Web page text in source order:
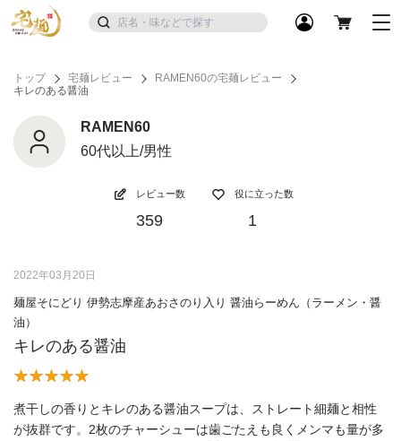
トップ 宅麺レビュー
RAMEN60の宅麺レビュー
キレのある醤油
RAMEN60
60代以上/男性
レビュー数
359
役に立った数
1
2022年03月20日
麺屋そにどり 伊勢志摩産あおさのり入り 醤油らーめん（ラーメン・醤
油）
キレのある醤油
煮干しの香りとキレのある醤油スープは、ストレート細麺と相性
が抜群です。2枚のチャーシューは歯ごたえも良くメンマも量が多